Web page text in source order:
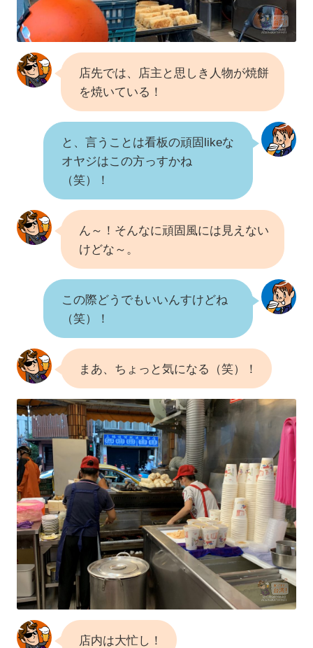
店先では、店主と思しき人物が焼餅
を焼いている！
と、言うことは看板の頑固likeな
オヤジはこの方っすかね
（笑）！
ん～！そんなに頑固風には見えない
けどな～。
この際どうでもいいんすけどね
（笑）！
まあ、ちょっと気になる（笑）！
店内は大忙し！